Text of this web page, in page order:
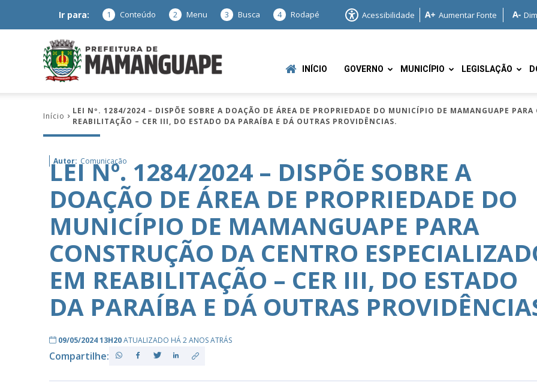
Ir para: 1 Conteúdo 2 Menu 3 Busca 4 Rodapé Acessibilidade Aumentar Fonte
de
PB
INÍCIO GOVERNO MUNICÍPIO LEGISLAÇÃO
Início
LEI Nº. 1284/2024 – DISPÕE SOBRE A DOAÇÃO DE ÁREA DE PROPRIEDADE DO MUNICÍPIO DE MAMANGUAPE
REABILITAÇÃO – CER III, DO ESTADO DA PARAÍBA E DÁ OUTRAS PROVIDÊNCIAS.
Autor: Comunicação
LEI Nº. 1284/2024 – DISPÕE SOBRE A
DOAÇÃO DE ÁREA DE PROPRIEDADE DO
MUNICÍPIO DE MAMANGUAPE PARA
CONSTRUÇÃO DA CENTRO
EM REABILITAÇÃO – CER III, DO ESTADO
DA PARAÍBA E DÁ OUTRAS
09/05/2024 13H20ATUALIZADO HÁ 2 ANOS ATRÁS
Compartilhe: